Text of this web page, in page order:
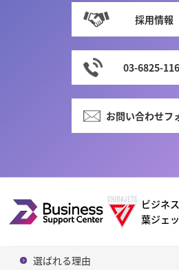
採用情報
03-6825-
お問い合わせフ
ビジネ
葉ジェ
選ばれる理由